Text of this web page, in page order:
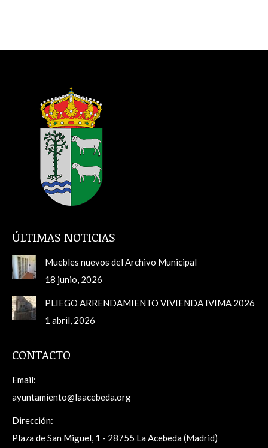
ÚLTIMAS NOTICIAS
Muebles nuevos del Archivo Municipal
18 junio, 2026
PLIEGO ARRENDAMIENTO VIVIENDA IVIMA 2026
1 abril, 2026
CONTACTO
Email:
ayuntamiento@laacebeda.org
Dirección:
Plaza de San Miguel, 1 - 28755 La Acebeda (Madrid)